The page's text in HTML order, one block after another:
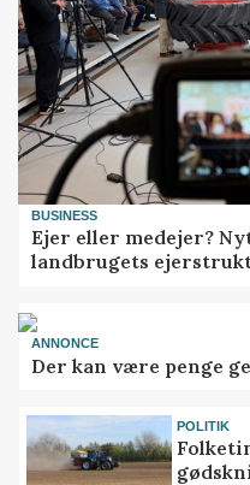
BUSINESS
Ejer eller medejer?
landbrugets
ANNONCE
Der kan være penge
POLITIK